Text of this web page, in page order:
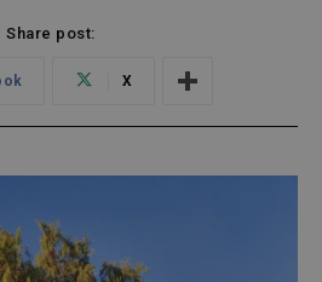
Share post:
X